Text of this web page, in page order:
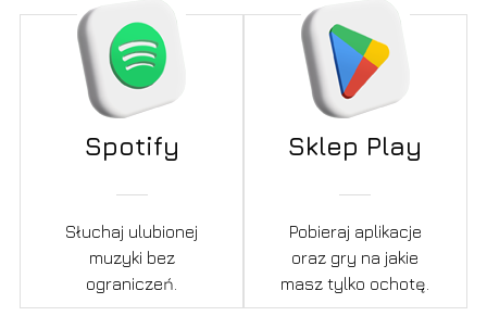
Spotify
Słuchaj ulubionej
muzyki bez
ograniczeń.
Sklep Play
Pobieraj aplikacje
oraz gry na jakie
masz tylko ochotę.